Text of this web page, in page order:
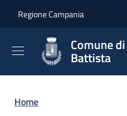
Regione Campania
Comune
Battista
Briciole di pane
Home